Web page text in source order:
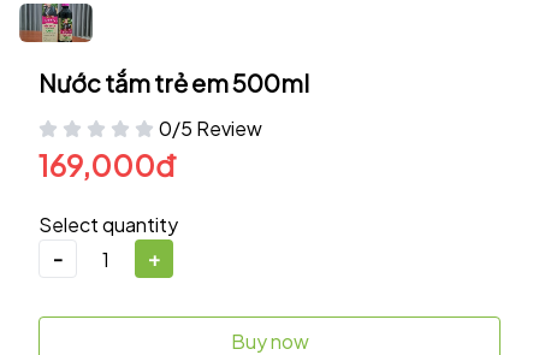
Nước tắm trẻ em 500ml
0/5 Review
169,000đ
Select quantity
-
+
Buy now